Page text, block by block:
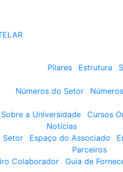
Pilares
Estrutura
Números do Setor
Sobre a Universidade
Cursos
Notícias
Setor
Espaço do Associado
Parceiros
Colaborador
Guia de